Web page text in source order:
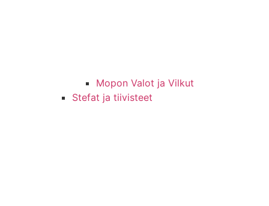
Mopon Valot ja Vilkut
Stefat ja tiivisteet